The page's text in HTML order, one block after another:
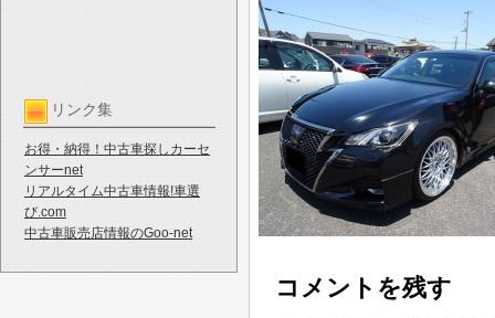
リンク集
お得・納得！中古車探しカーセ
ンサーnet
リアルタイム中古車情報!車選
び.com
中古車販売店情報のGoo-net
コメントを残す